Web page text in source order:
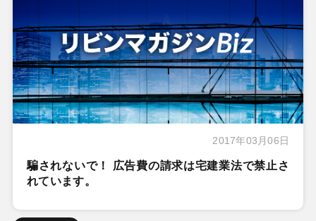
2017年03月06日
騙されないで！ 広告費の請求は宅建業法で禁止さ
れています。